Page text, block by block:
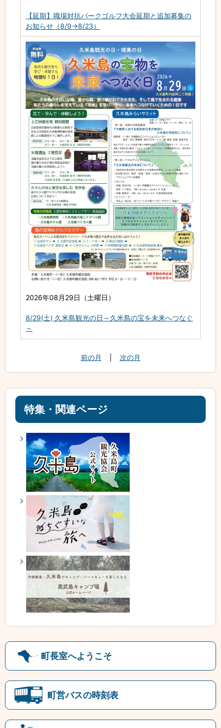
【延期】職場対抗パークゴルフ大会延期と追加募集の
お知らせ（8/9→8/23）
2026年08月29日（土曜日）
8/29(土) 久米島観光の日～久米島の宝を未来へつなぐ
～
前の月 次の月
特集・関連ページ
町長室へようこそ
町営バスの時刻表